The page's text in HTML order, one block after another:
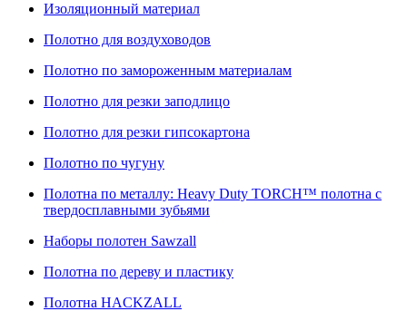
Изоляционный материал
Полотно для воздуховодов
Полотно по замороженным материалам
Полотно для резки заподлицо
Полотно для резки гипсокартона
Полотно по чугуну
Полотна по металлу: Heavy Duty TORCH™ полотна с
твердосплавными зубьями
Наборы полотен Sawzall
Полотна по дереву и пластику
Полотна HACKZALL